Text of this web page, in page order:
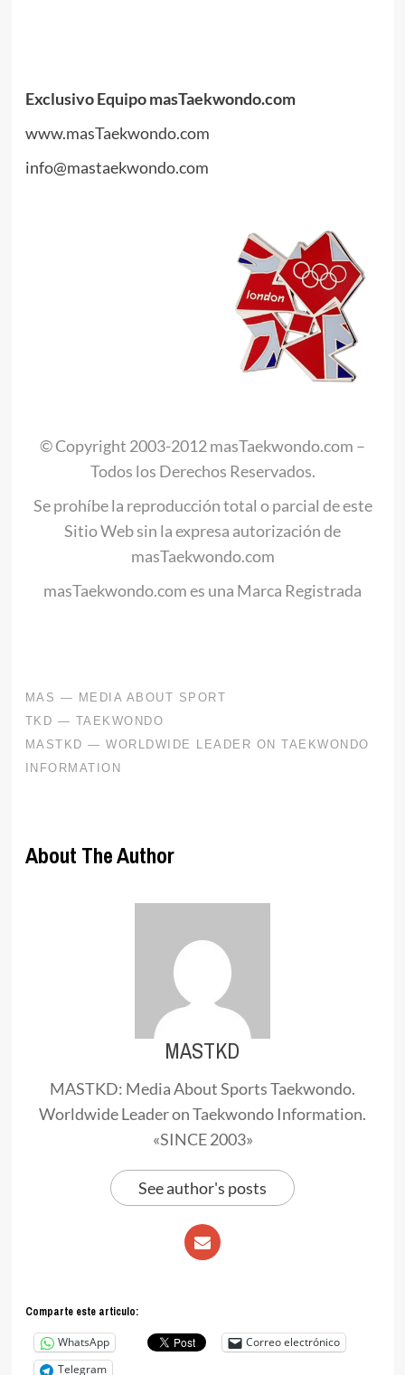
Exclusivo Equipo masTaekwondo.com
www.masTaekwondo.com
info@mastaekwondo.com
© Copyright 2003-2012 masTaekwondo.com –
Todos los Derechos Reservados.
Se prohíbe la reproducción total o parcial de este
Sitio Web sin la expresa autorización de
masTaekwondo.com
masTaekwondo.com es una Marca Registrada
About The Author
MASTKD
MASTKD: Media About Sports Taekwondo.
Worldwide Leader on Taekwondo Information.
«SINCE 2003»
See author's posts
Comparte este articulo:
WhatsApp
Correo electrónico
Telegram